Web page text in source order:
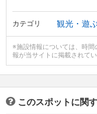
カテゴリ 観光・遊
※施設情報については、時
報が当サイトに掲載されて
このスポットに関